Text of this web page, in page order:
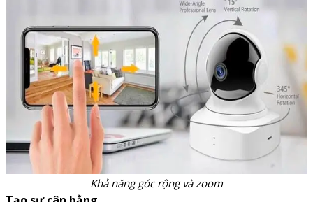
Khả năng góc rộng và zoom